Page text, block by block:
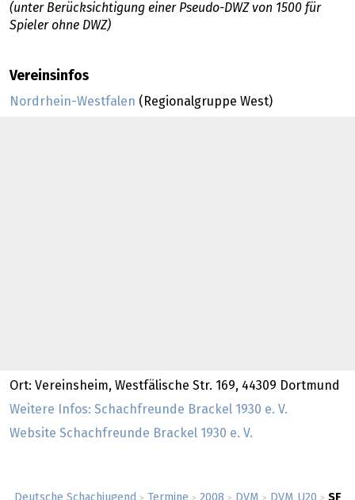
Deutsche Schachjugend > Termine > 2008 > DVM > DVM U20 > SF
(unter Berücksichtigung einer Pseudo-DWZ von 1500 für
Spieler ohne DWZ)
Vereinsinfos
Nordrhein-Westfalen (Regionalgruppe West)
Ort: Vereinsheim, Westfälische Str. 169, 44309 Dortmund
Weitere Infos: Schachfreunde Brackel 1930 e. V.
Website Schachfreunde Brackel 1930 e. V.